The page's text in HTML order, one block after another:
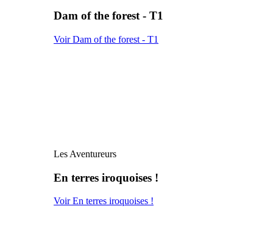
Dam of the forest - T1
Voir Dam of the forest - T1
Les Aventureurs
En terres iroquoises !
Voir En terres iroquoises !